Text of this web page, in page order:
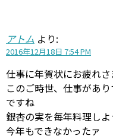
アトム より:
2016年12月18日 7:54 PM
仕事に年賀状にお疲れさ
このご時世、仕事があ
ですね
銀杏の実を毎年料理し
今年もできなかったァ